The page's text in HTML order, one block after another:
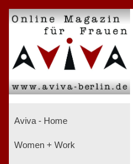
Aviva - Home
Women + Work